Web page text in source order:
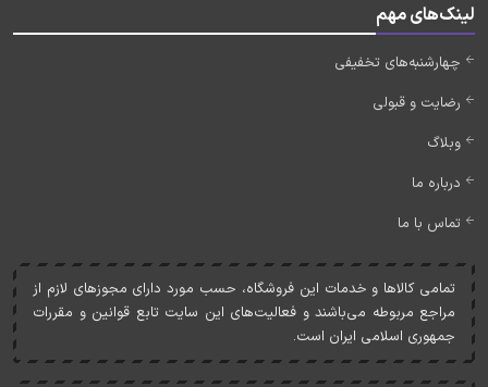
لینک‌های مهم
چهارشنبه‌های تخفیفی
رضایت و قبولی
وبلاگ
درباره ما
تماس با ما
تمامی کالاها و خدمات اين فروشگاه، حسب مورد دارای مجوزهای لازم از
مراجع مربوطه می‌باشند و فعاليت‌های اين سايت تابع قوانين و مقررات
جمهوری اسلامی ايران است.